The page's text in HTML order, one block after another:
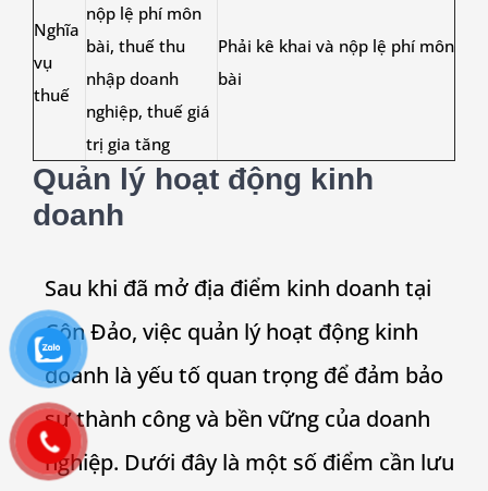
Nghĩa
vụ
thuế
nộp lệ phí môn
bài, thuế thu
nhập doanh
nghiệp, thuế giá
trị gia tăng
Phải kê khai và nộp lệ phí môn
bài
Quản lý hoạt động kinh
doanh
Sau khi đã mở địa điểm kinh doanh tại
Côn Đảo, việc quản lý hoạt động kinh
doanh là yếu tố quan trọng để đảm bảo
sự thành công và bền vững của doanh
nghiệp. Dưới đây là một số điểm cần lưu